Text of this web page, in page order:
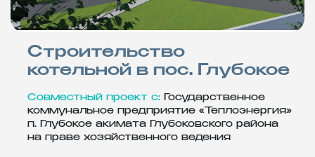
Строительство
котельной в пос. Глубокое
Совместный проект с: Государственное
коммунальное предприятие «Теплоэнергия»
п. Глубокое акимата Глубоковского района
на праве хозяйственного ведения